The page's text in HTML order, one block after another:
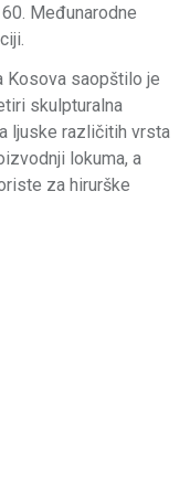
Međunarodne
Kosova saopštilo je
skulpturalna
ljuske različitih vrsta
lokuma, a
za hirurške